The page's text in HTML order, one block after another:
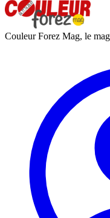
Couleur Forez Mag, le